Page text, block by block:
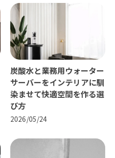
炭酸水と業務用ウォーター
サーバーをインテリアに馴
染ませて快適空間を作る選
び方
2026/05/24